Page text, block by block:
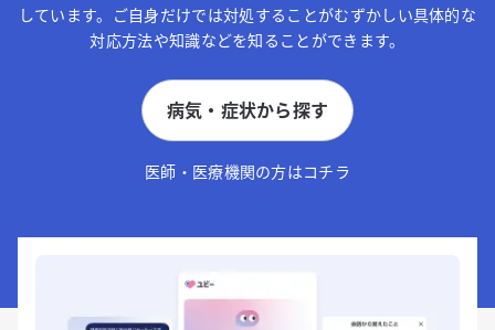
しています。ご自身だけでは対処することがむずかしい具体的な
対応方法や知識などを知ることができます。
病気・症状から探す
医師・医療機関の方はコチラ